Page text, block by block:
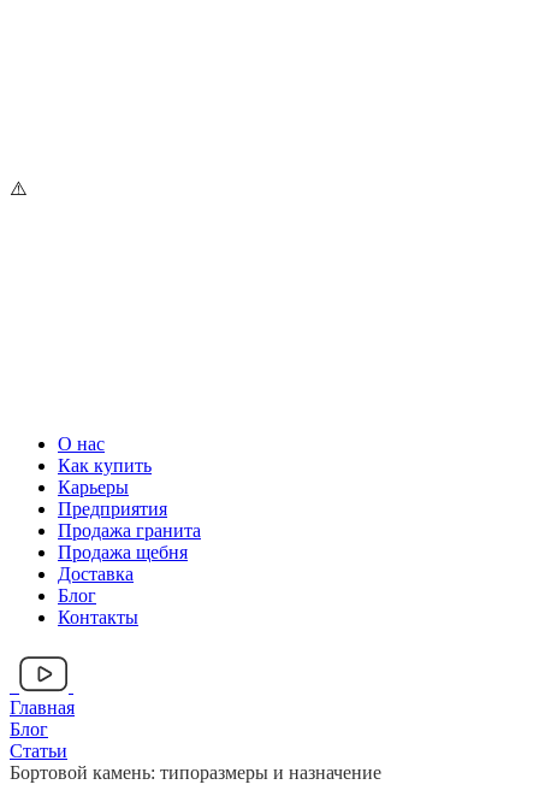
О нас
Как купить
Карьеры
Предприятия
Продажа гранита
Продажа щебня
Доставка
Блог
Контакты
Главная
Блог
Статьи
Бортовой камень: типоразмеры и назначение